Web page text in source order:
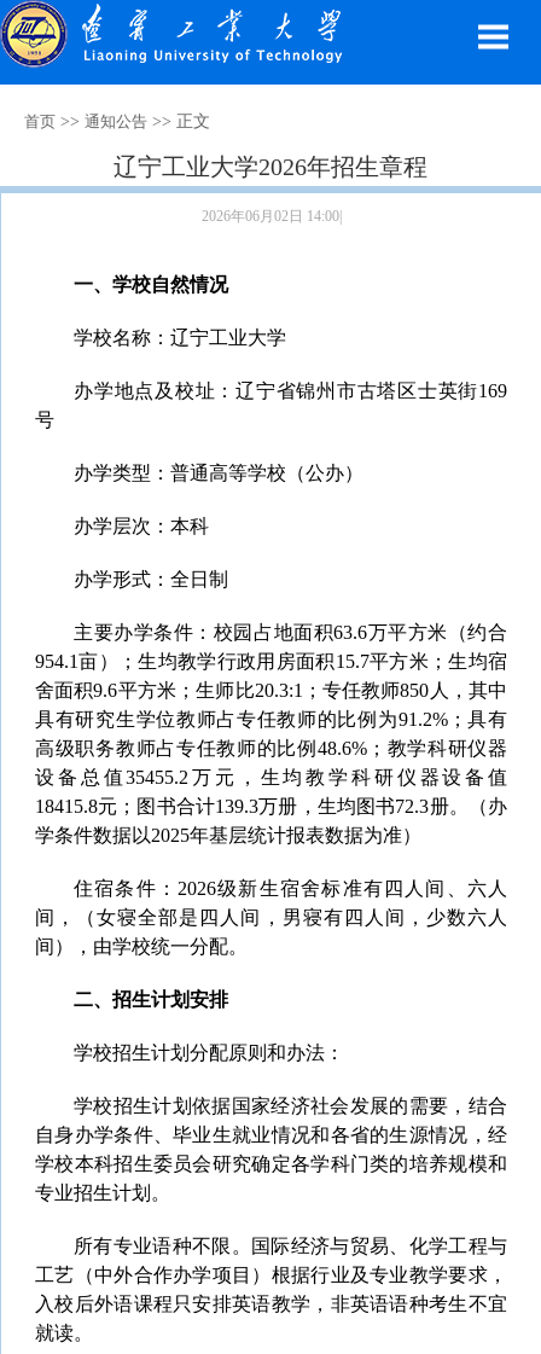
首页 >> 通知公告 >> 正文
辽宁工业大学2026年招生章程
2026年06月02日 14:00|
一、 学校自然情况
学校名称：辽宁工业大学
办学地点及校址：辽宁省锦州市古塔区士英街169
号
办学类型：普通高等学校（公办）
办学层次：本科
办学形式：全日制
主要办学条件：校园占地面积63.6万平方米（约合
954.1亩）；生均教学行政用房面积15.7平方米；生均宿
舍面积9.6平方米；生师比20.3:1；专任教师850人，其中
具有研究生学位教师占专任教师的比例为91.2%；具有
高级职务教师占专任教师的比例48.6%；教学科研仪器
设备总值35455.2万元，生均教学科研仪器设备值
18415.8元；图书合计139.3万册，生均图书72.3册。
（办
学条件数据以2025年基层统计报表数据为准）
住宿条件：2026级新生宿舍标准有四人间、六人
间，（女寝全部是四人间，男寝有四人间，少数六人
间），由学校统一分配。
二、 招生计划安排
学校招生计划分配原则和办法：
学校招生计划依据国家经济社会发展的需要，结合
自身办学条件、毕业生就业情况和各省的生源情况，经
学校本科招生委员会研究确定各学科门类的培养规模和
专业招生计划。
所有专业语种不限。国际经济与贸易、化学工程与
工艺（中外合作办学项目）根据行业及专业教学要求，
入校后外语课程只安排英语教学，非英语语种考生不宜
就读。